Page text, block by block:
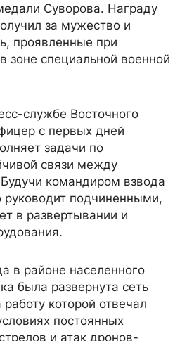
Суворова. Награду
за мужество и
проявленные при
зоне специальной военной
службе Восточного
с первых дней
задачи по
связи между
командиром взвода
руководит подчиненными,
в развертывании и
в районе населенного
была развернута сеть
которой отвечал
постоянных
и атак дронов-